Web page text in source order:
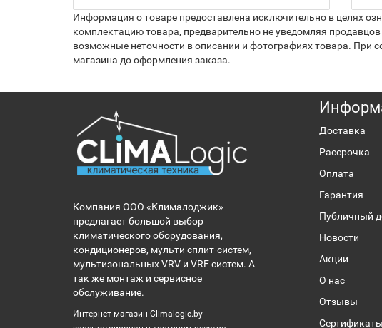
Информация о товаре предоставлена исключительно в целях
комплектацию товара, предварительно не уведомляя
возможные неточности в описании и фотографиях товара. При
магазина до оформления заказа.
Компания ООО «Клималоджик»
предлагает большой выбор
климатического оборудования,
кондиционеров, мульти сплит-систем,
мультизональных VRV и VRF систем. А
так же монтаж и сервисное
обслуживание.
Интернет-магазин Climalogic.by
Доставка
Рассрочка
Оплата
Гарантия
Публичный
Новости
Акции
О нас
Отзывы
Сертификаты